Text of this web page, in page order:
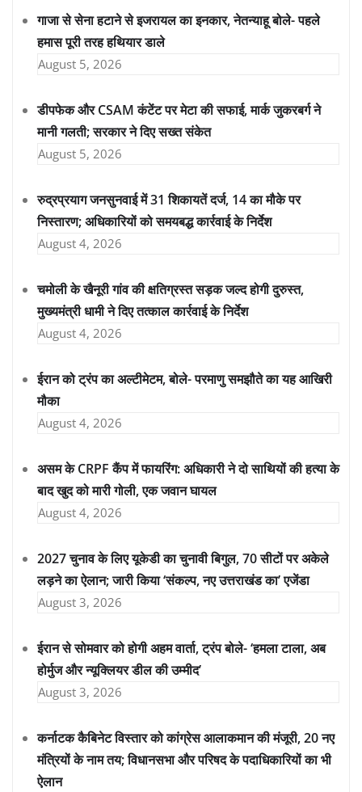
गाजा से सेना हटाने से इजरायल का इनकार, नेतन्याहू बोले- पहले
हमास पूरी तरह हथियार डाले
August 5, 2026
डीपफेक और CSAM कंटेंट पर मेटा की सफाई, मार्क जुकरबर्ग ने
मानी गलती; सरकार ने दिए सख्त संकेत
August 5, 2026
रुद्रप्रयाग जनसुनवाई में 31 शिकायतें दर्ज, 14 का मौके पर
निस्तारण; अधिकारियों को समयबद्ध कार्रवाई के निर्देश
August 4, 2026
चमोली के खैनूरी गांव की क्षतिग्रस्त सड़क जल्द होगी दुरुस्त,
मुख्यमंत्री धामी ने दिए तत्काल कार्रवाई के निर्देश
August 4, 2026
ईरान को ट्रंप का अल्टीमेटम, बोले- परमाणु समझौते का यह आखिरी
मौका
August 4, 2026
असम के CRPF कैंप में फायरिंग: अधिकारी ने दो साथियों की हत्या के
बाद खुद को मारी गोली, एक जवान घायल
August 4, 2026
2027 चुनाव के लिए यूकेडी का चुनावी बिगुल, 70 सीटों पर अकेले
लड़ने का ऐलान; जारी किया ‘संकल्प, नए उत्तराखंड का’ एजेंडा
August 3, 2026
ईरान से सोमवार को होगी अहम वार्ता, ट्रंप बोले- ‘हमला टाला, अब
होर्मुज और न्यूक्लियर डील की उम्मीद’
August 3, 2026
कर्नाटक कैबिनेट विस्तार को कांग्रेस आलाकमान की मंजूरी, 20 नए
मंत्रियों के नाम तय; विधानसभा और परिषद के पदाधिकारियों का भी
ऐलान